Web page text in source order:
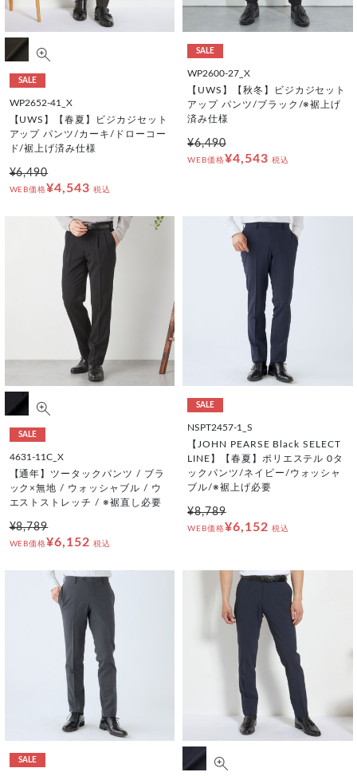
SALE
WP2652-41_X
【UWS】【春夏】ビジカジセット
アップ パンツ/カーキ/ドローコー
ド/裾上げ済み仕様
¥6,490
WEB価格¥4,543 税込
SALE
WP2600-27_X
【UWS】【秋冬】ビジカジセット
アップ パンツ/ブラック/※裾上げ
済み仕様
¥6,490
WEB価格¥4,543 税込
SALE
4631-11C_X
【通年】ツータックパンツ / ブラ
ック×無地 / ウォッシャブル / ウ
エストストレッチ / ※裾直し必要
¥8,789
WEB価格¥6,152 税込
SALE
NSPT2457-1_S
【JOHN PEARSE Black SELECT
LINE】【春夏】ポリエステル 0タ
ックパンツ/ネイビー/ウォッシャ
ブル/※裾上げ必要
¥8,789
WEB価格¥6,152 税込
SALE